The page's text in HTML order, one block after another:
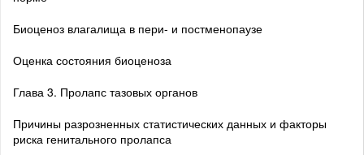
Биоценоз влагалища в пери- и постменопаузе
Оценка состояния биоценоза
Глава 3. Пролапс тазовых органов
Причины разрозненных статистических данных и факторы
риска генитального пролапса